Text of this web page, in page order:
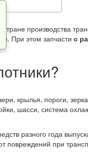
производства
При этом запчасти с
крылья, пороги,
шасси, система
разного года
повреждений при